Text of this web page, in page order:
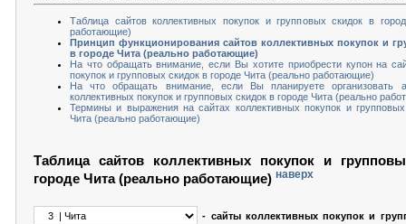
Таблица сайтов коллективных покупок и групповых скидок в
работающие)
Принцип функционирования сайтов коллективных покупок и
в городе Чита (реально работающие)
На что обращать внимание, если Вы хотите приобрести купон на
покупок и групповых скидок в городе Чита (реально работающие)
На что обращать внимание, если Вы планируете организовать
коллективных покупок и групповых скидок в городе Чита (реально
Термины и выражения на сайтах коллективных покупок и
Чита (реально работающие)
Таблица сайтов коллективных покупок и
городе Чита (реально работающие) наверх
- сайты коллективных покупок и